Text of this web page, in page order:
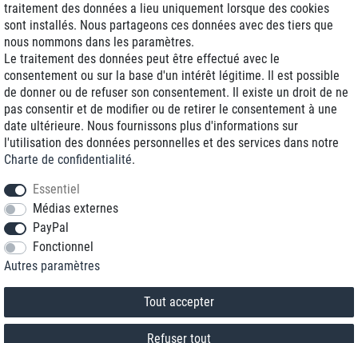
Livraison J+1
Frais d'expédition réduits
Reconditionnée avec garantie
+33 1 70 99 07 94 *
* Vous pouvez nous joindre aux tarifs locaux du lundi au vendredi de 9h à 18h.
traitement des données a lieu uniquement lorsque des cookies
sont installés. Nous partageons ces données avec des tiers que
nous nommons dans les paramètres.
Le traitement des données peut être effectué avec le
consentement ou sur la base d'un intérêt légitime. Il est possible
de donner ou de refuser son consentement. Il existe un droit de ne
pas consentir et de modifier ou de retirer le consentement à une
date ultérieure. Nous fournissons plus d'informations sur
l'utilisation des données personnelles et des services dans notre
Charte de confidentialité.
Essentiel
Médias externes
PayPal
Fonctionnel
Autres paramètres
Tout accepter
Refuser tout